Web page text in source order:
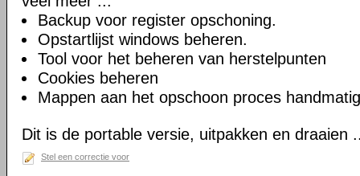
Backup voor register opschoning.
Opstartlijst windows beheren.
Tool voor het beheren van herstelpunten
Cookies beheren
Mappen aan het opschoon proces
Dit is de portable versie, uitpakken en draaien
Stel een correctie voor